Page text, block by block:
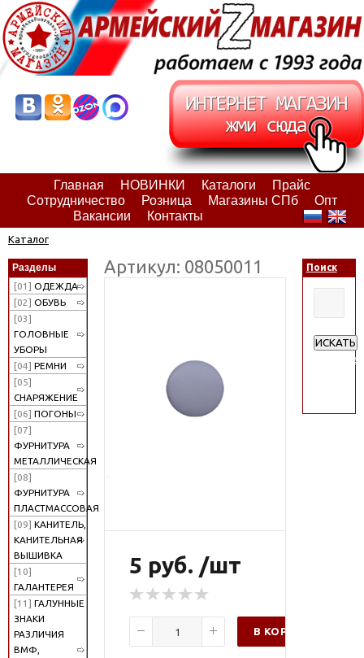
Главная НОВИНКИ Каталоги
Прайс
Сотрудничество
Розница Магазины СПб
Опт
Вакансии
Контакты
Каталог
Разделы
[01] ОДЕЖДА
[02] ОБУВЬ
[03]
ГОЛОВНЫЕ
УБОРЫ
[04] РЕМНИ
[05]
СНАРЯЖЕНИЕ
[06] ПОГОНЫ
[07]
ФУРНИТУРА
МЕТАЛЛИЧЕСКАЯ
[08]
ФУРНИТУРА
ПЛАСТМАССОВАЯ
[09] КАНИТЕЛЬ,
КАНИТЕЛЬНАЯ
ВЫШИВКА
[10]
ГАЛАНТЕРЕЯ
[11] ГАЛУННЫЕ
ЗНАКИ
РАЗЛИЧИЯ
ВМФ,
Артикул: 08050011
5 руб. /шт
В КОРЗИНУ
Поиск
ИСКАТЬ